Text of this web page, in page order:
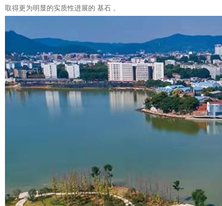
取得更为明显的实质性进展的 基石 。